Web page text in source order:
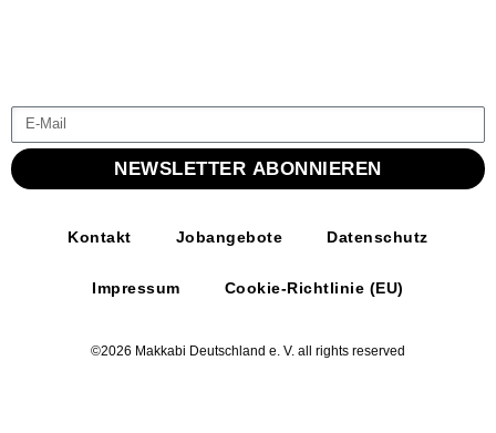
NEWSLETTER ABONNIEREN
©2026 Makkabi Deutschland e. V. all rights reserved
Kontakt Jobangebote Datenschutz
Impressum Cookie-Richtlinie (EU)